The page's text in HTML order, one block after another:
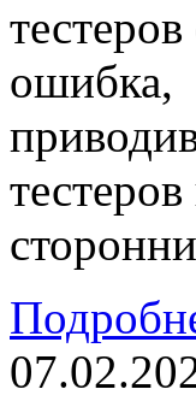
ошибка,